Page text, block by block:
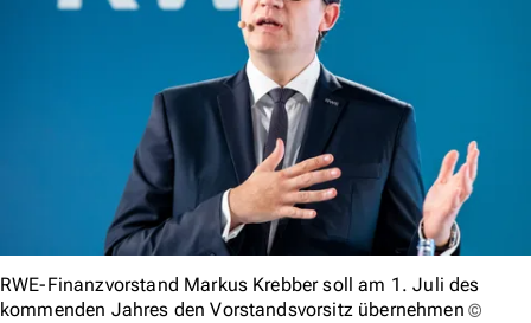
RWE-Finanzvorstand Markus Krebber soll am 1. Juli des
kommenden Jahres den Vorstandsvorsitz übernehmen ©